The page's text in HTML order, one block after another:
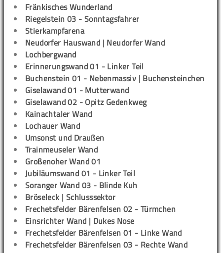
Fränkisches Wunderland
Riegelstein 03 - Sonntagsfahrer
Stierkampfarena
Neudorfer Hauswand | Neudorfer Wand
Lochbergwand
Erinnerungswand 01 - Linker Teil
Buchenstein 01 - Nebenmassiv | Buchensteinchen
Giselawand 01 - Mutterwand
Giselawand 02 - Opitz Gedenkweg
Kainachtaler Wand
Lochauer Wand
Umsonst und Draußen
Trainmeuseler Wand
Großenoher Wand 01
Jubiläumswand 01 - Linker Teil
Soranger Wand 03 - Blinde Kuh
Bröseleck | Schlusssektor
Frechetsfelder Bärenfelsen 02 - Türmchen
Einsrichter Wand | Dukes Nose
Frechetsfelder Bärenfelsen 01 - Linke Wand
Frechetsfelder Bärenfelsen 03 - Rechte Wand